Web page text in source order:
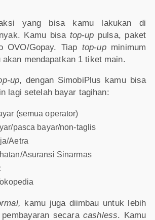
yang bisa kamu lakukan di
Kamu bisa top-up pulsa, paket
OVO/Gopay. Tiap top-upminimum
akan mendapatkan 1 tiket main.
up, dengan SimobiPlus kamu bisa
lagi setelah bayar tagihan:
(semua operator)
pasca bayar/non-taglis
Aetra
Asuransi Sinarmas
kamu juga diimbau untuk lebih
pembayaran secaracashless. Kamu